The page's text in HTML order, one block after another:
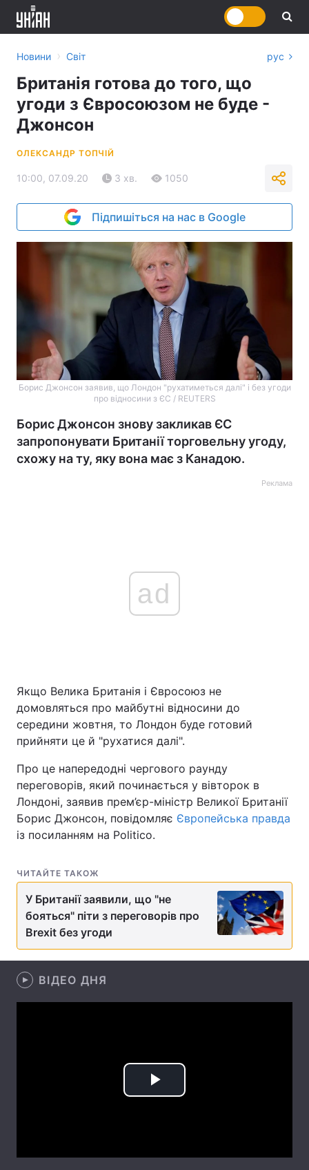
Україна Політика
Економіка Світ
Спорт Наука
Техно і зв'язок Лайт
Зброя
Екологія Регіони
Лонгріди
Новини › Світ рус
Британія готова до того, що
угоди з Євросоюзом не буде -
Джонсон
ОЛЕКСАНДР ТОПЧІЙ
10:00, 07.09.20 3 хв. 1050
Підпишіться на нас в Google
Борис Джонсон заявив, що Лондон "рухатиметься далі" і без угоди
про відносини з ЄС / REUTERS
Борис Джонсон знову закликав ЄС
запропонувати Британії торговельну угоду,
схожу на ту, яку вона має з Канадою.
Реклама
ad
Якщо Велика Британія і Євросоюз не
домовляться про майбутні відносини до
середини жовтня, то Лондон буде готовий
прийняти це й "рухатися далі".
Про це напередодні чергового раунду
переговорів, який починається у вівторок в
Лондоні, заявив прем’єр-міністр Великої Британії
Борис Джонсон, повідомляє Європейська правда
із посиланням на Politico.
ЧИТАЙТЕ ТАКОЖ
У Британії заявили, що "не
бояться" піти з переговорів про
Brexit без угоди
ВІДЕО ДНЯ
Play